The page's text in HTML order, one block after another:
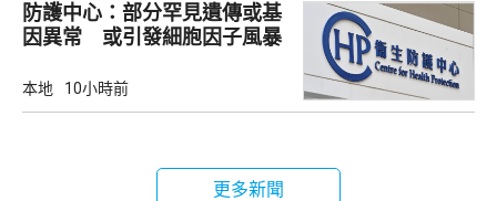
防護中心：部分罕見遺傳或基
因異常 或引發細胞因子風暴
本地 10小時前
更多新聞